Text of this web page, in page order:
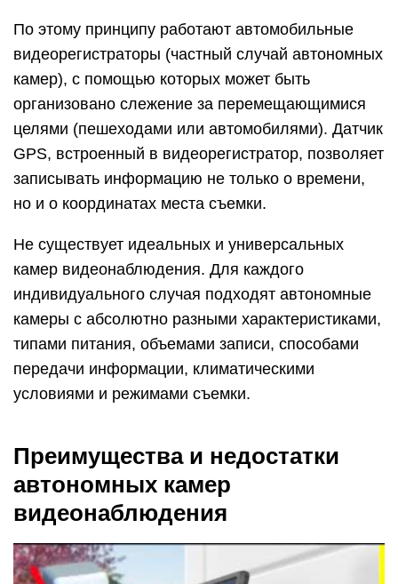
По этому принципу работают автомобильные
видеорегистраторы (частный случай автономных
камер), с помощью которых может быть
организовано слежение за перемещающимися
целями (пешеходами или автомобилями). Датчик
GPS, встроенный в видеорегистратор, позволяет
записывать информацию не только о времени,
но и о координатах места съемки.
Не существует идеальных и универсальных
камер видеонаблюдения. Для каждого
индивидуального случая подходят автономные
камеры с абсолютно разными характеристиками,
типами питания, объемами записи, способами
передачи информации, климатическими
условиями и режимами съемки.
Преимущества и недостатки
автономных камер
видеонаблюдения